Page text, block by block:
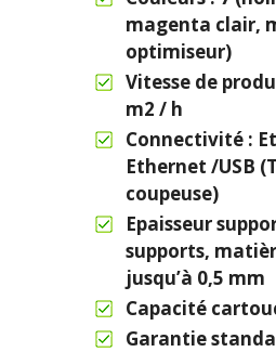
magenta clair,
optimiseur)
Vitesse de
m2 / h
Connectivité :
Ethernet /USB
coupeuse)
Epaisseur
supports,
jusqu’à 0,5 mm
Capacité
Garantie